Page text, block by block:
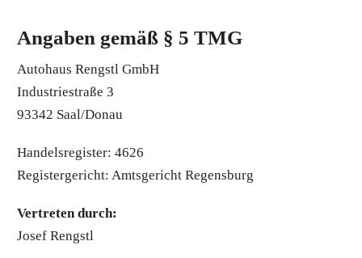
Angaben gemäß § 5 TMG
Autohaus Rengstl GmbH
Industriestraße 3
93342 Saal/Donau
Handelsregister: 4626
Registergericht: Amtsgericht Regensburg
Vertreten durch:
Josef Rengstl